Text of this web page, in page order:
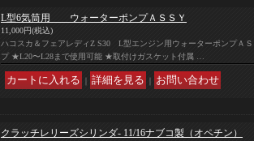
L型6気筒用 ウォーターポンプＡＳＳＹ
11,000円(税込)
ハコスカ＆フェアレディZ S30 L型エンジン用ウォーターポンプＡ
プ ★L20〜L28まで使用可能 ★取付けガスケット付属 …
｜ ｜
クラッチレリーズシリンダ- 11/16ナブコ製（オペチン）